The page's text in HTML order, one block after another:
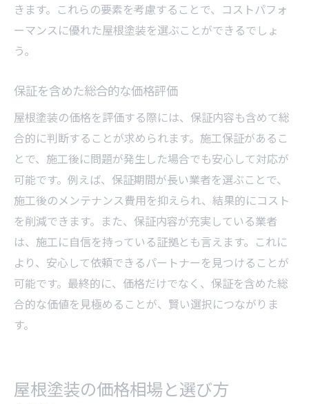
きます。これらの要素を考慮することで、コストパフォ
ーマンスに優れた屋根塗装を選ぶことができるでしょ
う。
保証を含めた総合的な価格評価
屋根塗装の価格を評価する際には、保証内容も含めて総
合的に判断することが求められます。施工保証があるこ
とで、施工後に問題が発生した場合でも安心して対応が
可能です。例えば、保証期間が長い業者を選ぶことで、
施工後のメンテナンス費用を抑えられ、結果的にコスト
を削減できます。また、保証内容が充実している業者
は、施工に自信を持っている証拠とも言えます。これに
より、安心して依頼できるパートナーを見つけることが
可能です。最終的に、価格だけでなく、保証を含めた総
合的な価値を見極めることが、賢い選択につながりま
す。
屋根塗装の価格相場と選び方